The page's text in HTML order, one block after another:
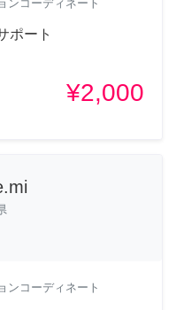
ンコーディネート
ポート
¥2,000
ンコーディネート